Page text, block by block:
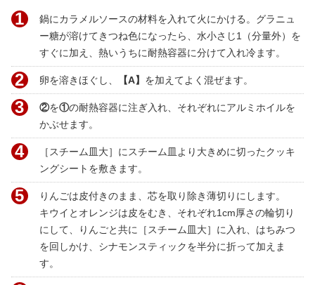
1
鍋にカラメルソースの材料を入れて火にかける。グラニュ
ー糖が溶けてきつね色になったら、水小さじ1（分量外）を
すぐに加え、熱いうちに耐熱容器に分けて入れ冷ます。
2 卵を溶きほぐし、 【A】 を加えてよく混ぜます。
3 ②を①の耐熱容器に注ぎ入れ、それぞれにアルミホイルを
かぶせます。
4
［スチーム皿大］にスチーム皿より大きめに切ったクッキ
ングシートを敷きます。
5
りんごは皮付きのまま、芯を取り除き薄切りにします。
キウイとオレンジは皮をむき、それぞれ1cm厚さの輪切り
にして、りんごと共に［スチーム皿大］に入れ、はちみつ
を回しかけ、シナモンスティックを半分に折って加えま
す。